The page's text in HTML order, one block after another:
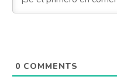
0 COMMENTS